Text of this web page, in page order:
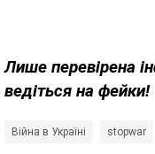
Лише перевірена
ведіться на фейки!
Війна в Україні stopwar